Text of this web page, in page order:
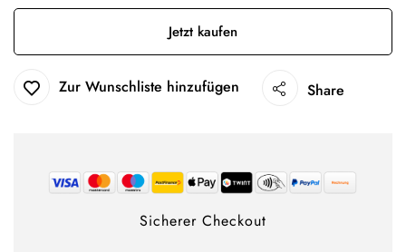
Jetzt kaufen
Zur Wunschliste hinzufügen Share
Sicherer Checkout